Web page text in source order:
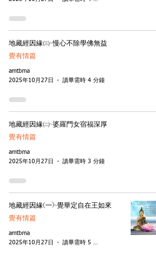
地藏經因緣㈢~慢心不除學佛無益
覺有情篇
amtbma
2025年10月27日
讀畢需時 4 分鐘
地藏經因緣㈡~婆羅門女宿福深厚
覺有情篇
amtbma
2025年10月27日
讀畢需時 3 分鐘
地藏經因緣(一)~覺華定自在王如來
覺有情篇
amtbma
2025年10月27日
讀畢需時 5 分鐘